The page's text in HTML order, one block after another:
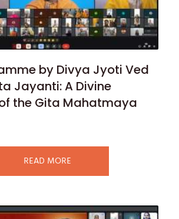
by Divya Jyoti Ved
Jayanti: A Divine
the Gita Mahatmaya
READ MORE